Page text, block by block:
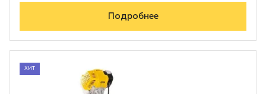
Подробнее
ХИТ